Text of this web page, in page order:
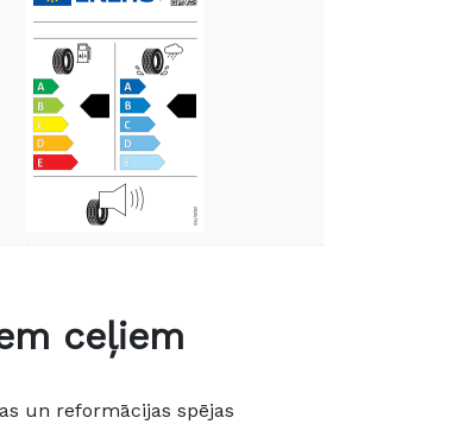
ceļiem
un reformācijas spējas